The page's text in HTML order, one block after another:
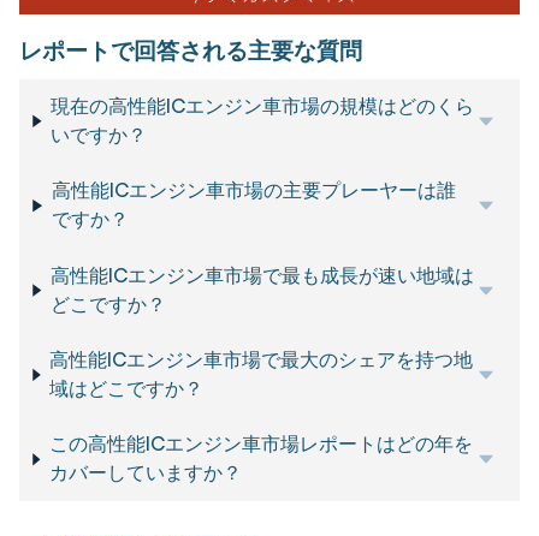
レポートで回答される主要な質問
現在の高性能ICエンジン車市場の規模はどのくら
いですか？
高性能ICエンジン車市場の主要プレーヤーは誰
ですか？
高性能ICエンジン車市場で最も成長が速い地域は
どこですか？
高性能ICエンジン車市場で最大のシェアを持つ地
域はどこですか？
この高性能ICエンジン車市場レポートはどの年を
カバーしていますか？